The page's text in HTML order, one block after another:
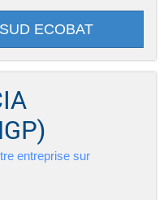
ECOBAT
entreprise sur